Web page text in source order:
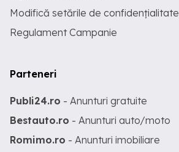
Modifică setările de confidențialitate
Regulament Campanie
Parteneri
Publi24.ro - Anunturi gratuite
Bestauto.ro - Anunturi auto/moto
Romimo.ro - Anunturi imobiliare